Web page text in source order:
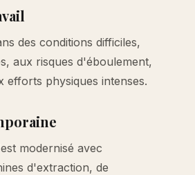
des conditions difficiles,
aux risques d'éboulement,
efforts physiques intenses.
modernisé avec
d'extraction, de